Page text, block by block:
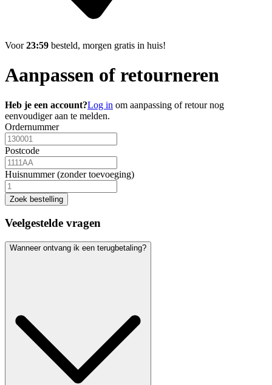
Voor23:59 besteld, morgen gratis in huis!
Aanpassen of retourneren
Heb je een account?Log in om aanpassing of retour nog
eenvoudiger aan te melden.
Ordernummer
Postcode
Huisnummer (zonder toevoeging)
Zoek bestelling
Veelgestelde vragen
Wanneer ontvang ik een terugbetaling?